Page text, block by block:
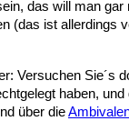
das will man
ist
Versuchen Sie´s
haben, und
über die